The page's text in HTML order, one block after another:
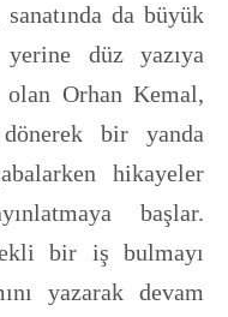
da büyük
düz yazıya
Orhan Kemal,
bir yanda
hikayeler
başlar.
bir iş bulmayı
yazarak devam